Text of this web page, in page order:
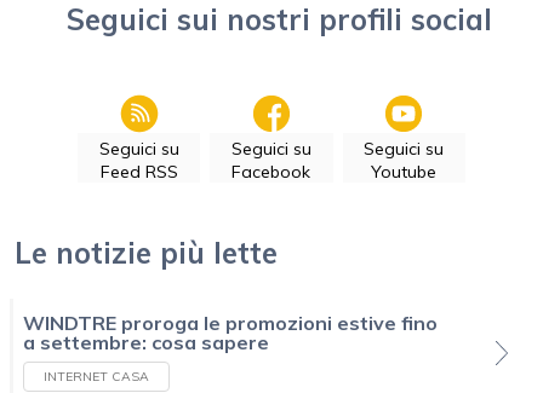
Seguici sui nostri profili social
Seguici su
Feed RSS
Seguici su
Facebook
Seguici su
Youtube
Le notizie più lette
WINDTRE proroga le promozioni estive fino
a settembre: cosa sapere
INTERNET CASA